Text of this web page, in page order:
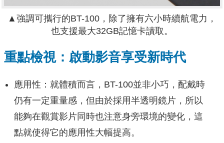
▲ 強調可攜行的BT-100，除了擁有六小時續航電力，
也支援最大32GB記憶卡讀取。
重點檢視：啟動影音享受新時代
應用性：就體積而言，BT-100並非小巧，配戴時
仍有一定重量感，但由於採用半透明鏡片，所以
能夠在觀賞影片同時也注意身旁環境的變化，這
點就使得它的應用性大幅提高。